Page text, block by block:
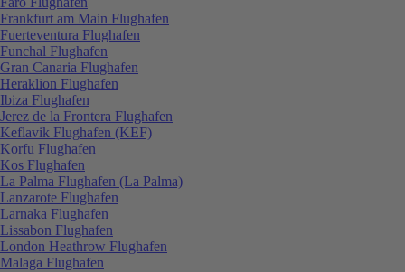
Frankfurt am Main Flughafen
Fuerteventura Flughafen
Funchal Flughafen
Gran Canaria Flughafen
Heraklion Flughafen
Ibiza Flughafen
Jerez de la Frontera Flughafen
Keflavik Flughafen (KEF)
Korfu Flughafen
Kos Flughafen
La Palma Flughafen (La Palma)
Lanzarote Flughafen
Larnaka Flughafen
Lissabon Flughafen
London Heathrow Flughafen
Malaga Flughafen